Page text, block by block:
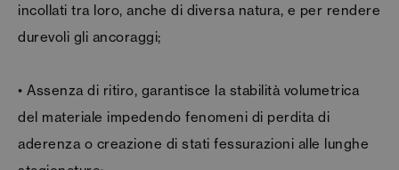
incollati tra loro, anche di diversa natura, e per rendere
durevoli gli ancoraggi;
• Assenza di ritiro, garantisce la stabilità volumetrica
del materiale impedendo fenomeni di perdita di
aderenza o creazione di stati fessurazioni alle lunghe